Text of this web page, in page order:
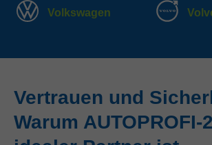
Volkswagen
Vertrauen und
Warum AUTOPROFI-